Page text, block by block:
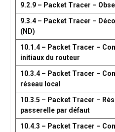
9.2.9 – Packet Tracer –
9.3.4 – Packet Tracer –
(ND)
10.1.4 – Packet Tracer –
initiaux du routeur
10.3.4 – Packet Tracer –
réseau local
10.3.5 – Packet Tracer –
passerelle par défaut
10.4.3 – Packet Tracer –